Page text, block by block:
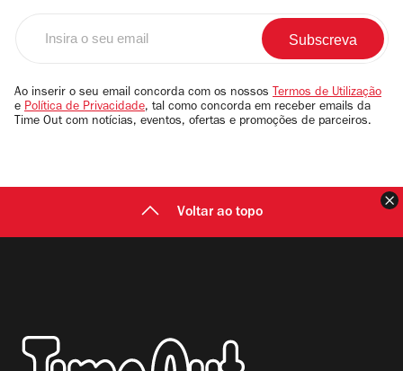
email
Ao inserir o seu email concorda com os nossos Termos de Utilização
e Política de Privacidade, tal como concorda em receber emails da
Time Out com notícias, eventos, ofertas e promoções de parceiros.
Voltar ao topo